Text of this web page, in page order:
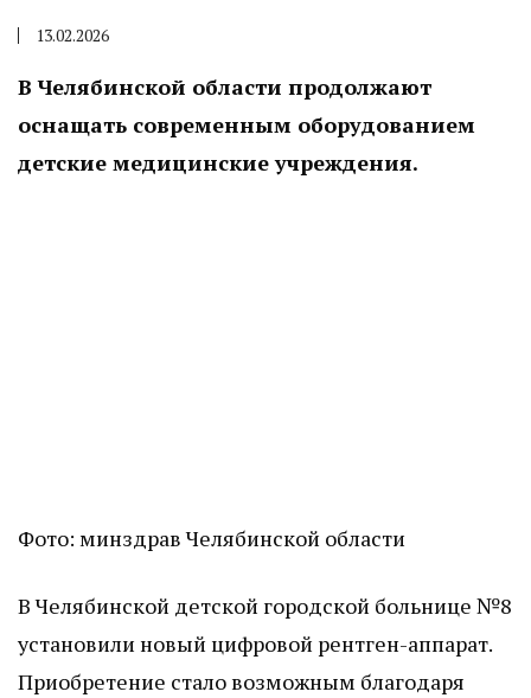
13.02.2026
В Челябинской области продолжают
оснащать современным оборудованием
детские медицинские учреждения.
Фото: минздрав Челябинской области
В Челябинской детской городской больнице №8
установили новый цифровой рентген-аппарат.
Приобретение стало возможным благодаря